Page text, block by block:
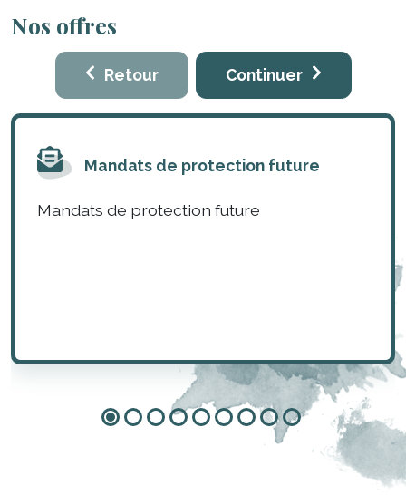
Nos offres
Retour Continuer
Mandats de protection future
Mandats de protection future